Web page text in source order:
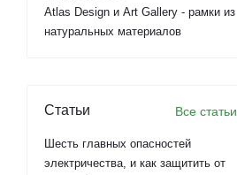
Atlas Design и Art Gallery - рамки из
натуральных материалов
Статьи Все статьи
Шесть главных опасностей
электричества, и как защитить от